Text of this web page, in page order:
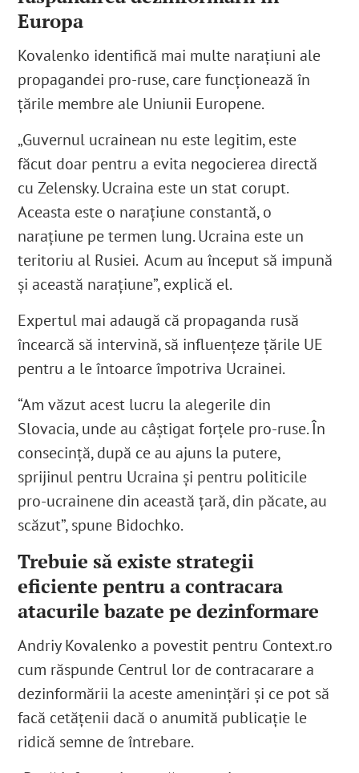
Europa
Kovalenko identifică mai multe narațiuni ale
propagandei pro-ruse, care funcționează în
țările membre ale Uniunii Europene.
„Guvernul ucrainean nu este legitim, este
făcut doar pentru a evita negocierea directă
cu Zelensky. Ucraina este un stat corupt.
Aceasta este o narațiune constantă, o
narațiune pe termen lung. Ucraina este un
teritoriu al Rusiei. Acum au început să impună
și această narațiune”, explică el.
Expertul mai adaugă că propaganda rusă
încearcă să intervină, să influențeze țările UE
pentru a le întoarce împotriva Ucrainei.
“Am văzut acest lucru la alegerile din
Slovacia, unde au câștigat forțele pro-ruse. În
consecință, după ce au ajuns la putere,
sprijinul pentru Ucraina și pentru politicile
pro-ucrainene din această țară, din păcate, au
scăzut”, spune Bidochko.
Trebuie să existe strategii
eficiente pentru a contracara
atacurile bazate pe dezinformare
Andriy Kovalenko a povestit pentru Context.ro
cum răspunde Centrul lor de contracarare a
dezinformării la aceste amenințări și ce pot să
facă cetățenii dacă o anumită publicație le
ridică semne de întrebare.